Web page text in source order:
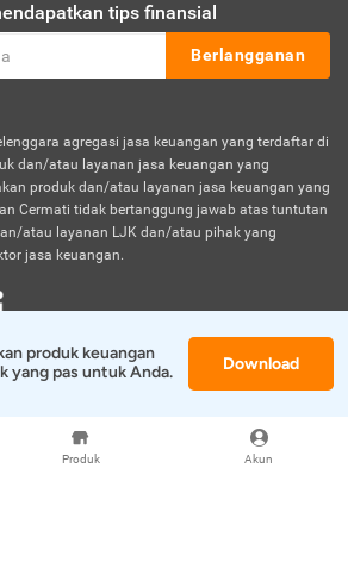
Produk Akun
tips finansial
Berlangganan
agregasi jasa keuangan yang terdaftar di
dan/atau layanan jasa keuangan yang
produk dan/atau layanan jasa keuangan yang
Cermati tidak bertanggung jawab atas tuntutan
atau layanan LJK dan/atau pihak yang
jasa keuangan.
produk keuangan
yang pas untuk Anda.
Download